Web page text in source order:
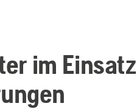
im Einsatz